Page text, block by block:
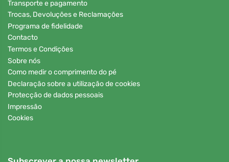
Transporte e pagamento
Trocas, Devoluções e Reclamações
Programa de fidelidade
Contacto
Termos e Condições
Sobre nós
Como medir o comprimento do pé
Declaração sobre a utilização de cookies
Protecção de dados pessoais
Impressão
Cookies